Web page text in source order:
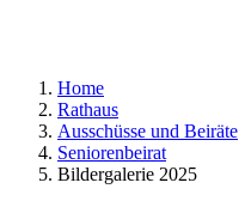
Home
Rathaus
Ausschüsse und Beiräte
Seniorenbeirat
Bildergalerie 2025